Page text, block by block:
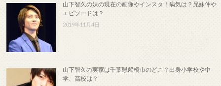
山下智久の妹の現在の画像やインスタ！病気は？兄妹仲や
エピソードは？
2019年11月4日
山下智久の実家は千葉県船橋市のどこ？出身小学校や中
学、高校は？